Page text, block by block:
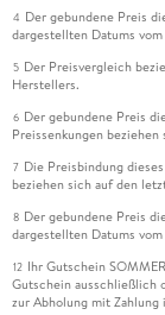
4 Der gebundene Preis
dargestellten Datums
5 Der Preisvergleich
Herstellers.
6 Der gebundene Preis
Preissenkungen
7 Die Preisbindung
beziehen sich auf den
8 Der gebundene Preis
dargestellten Datums
12 Ihr Gutschein
Gutschein ausschließlich
zur Abholung mit